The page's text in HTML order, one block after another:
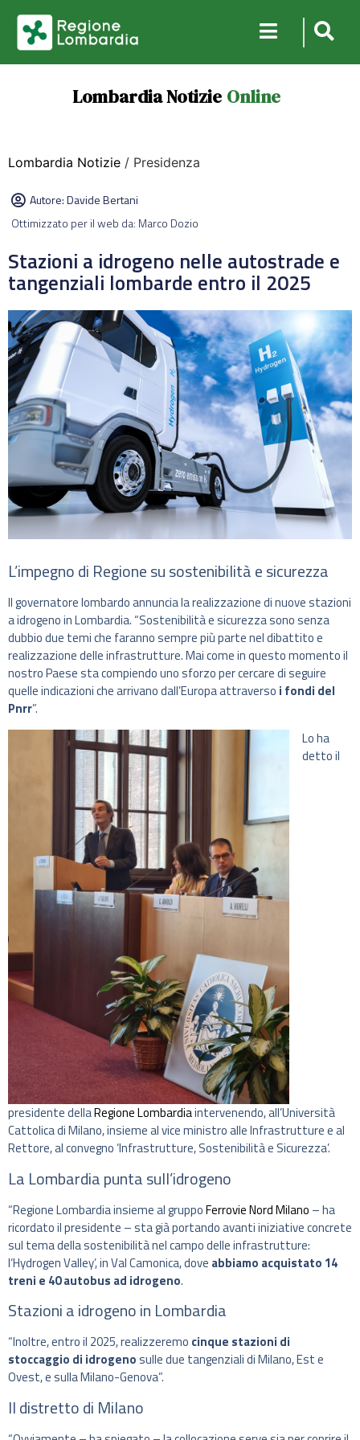
Lombardia Notizie Online
Lombardia Notizie / Presidenza
Autore:Davide Bertani
Ottimizzato per il web da: Marco Dozio
Stazioni a idrogeno nelle autostrade e
tangenziali lombarde entro il 2025
L’impegno di Regione su sostenibilità e sicurezza
Il governatore lombardo annuncia la realizzazione di nuove stazioni
a idrogeno in Lombardia. “Sostenibilità e sicurezza sono senza
dubbio due temi che faranno sempre più parte nel dibattito e
realizzazione delle infrastrutture. Mai come in questo momento il
nostro Paese sta compiendo uno sforzo per cercare di seguire
quelle indicazioni che arrivano dall’Europa attraverso i fondi del
Pnrr”.
Lo ha
detto il
presidente dellaRegione Lombardiaintervenendo, all’Università
Cattolica di Milano, insieme al vice ministro alle Infrastrutture e al
Rettore, al convegno ‘Infrastrutture, Sostenibilità e Sicurezza’.
La Lombardia punta sull’idrogeno
“Regione Lombardia insieme al gruppoFerrovie Nord Milano – ha
ricordato il presidente – sta già portando avanti iniziative concrete
sul tema della sostenibilità nel campo delle infrastrutture:
l‘Hydrogen Valley’, in Val Camonica, dove abbiamo acquistato 14
treni e 40 autobus ad idrogeno.
Stazioni a idrogeno in Lombardia
“Inoltre, entro il 2025, realizzeremo cinque stazioni di
stoccaggio di idrogenosulle due tangenziali di Milano, Est e
Ovest, e sulla Milano-Genova”.
Il distretto di Milano